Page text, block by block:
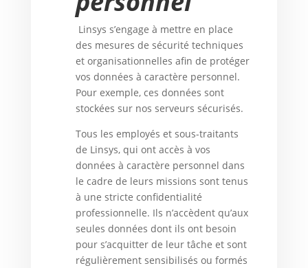
Linsys s’engage à mettre en place
des mesures de sécurité techniques
et organisationnelles afin de protéger
vos données à caractère personnel.
Pour exemple, ces données sont
stockées sur nos serveurs sécurisés.
Tous les employés et sous-traitants
de Linsys, qui ont accès à vos
données à caractère personnel dans
le cadre de leurs missions sont tenus
à une stricte confidentialité
professionnelle. Ils n’accèdent qu’aux
seules données dont ils ont besoin
pour s’acquitter de leur tâche et sont
régulièrement sensibilisés ou formés